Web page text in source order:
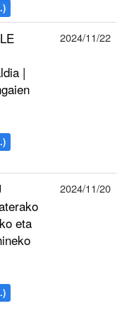
|
2024/11/22
eta
2024/11/20